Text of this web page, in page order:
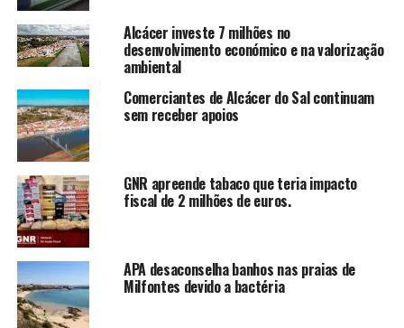
Alcácer investe 7 milhões no
desenvolvimento económico e na valorização
ambiental
Comerciantes de Alcácer do Sal continuam
sem receber apoios
GNR apreende tabaco que teria impacto
fiscal de 2 milhões de euros.
APA desaconselha banhos nas praias de
Milfontes devido a bactéria